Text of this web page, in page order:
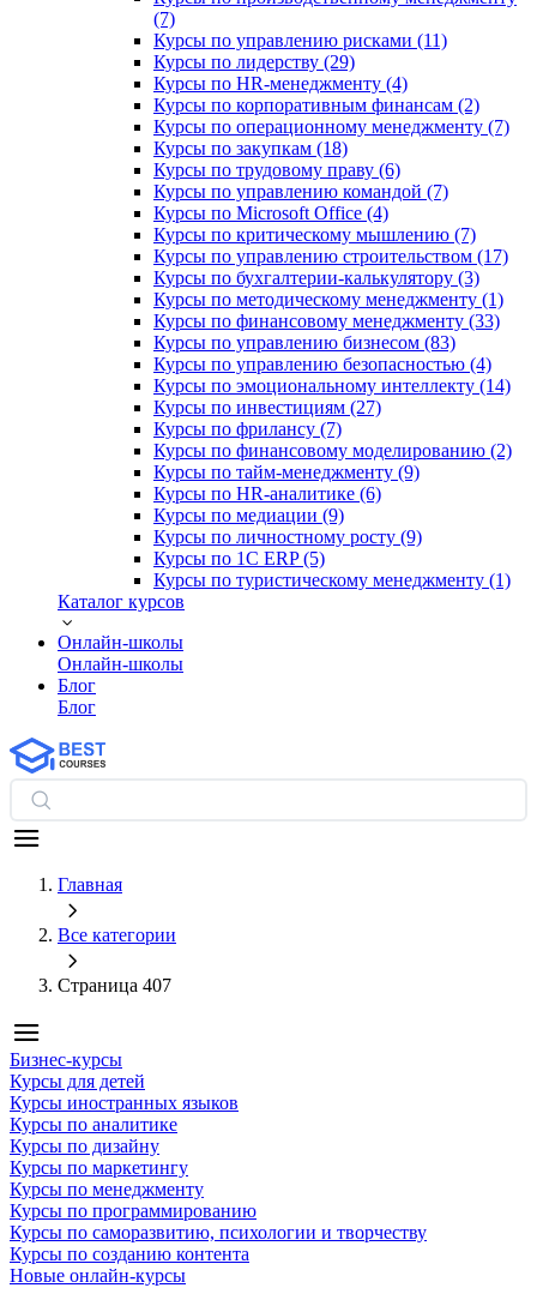
(7)
Курсы по управлению рисками (11)
Курсы по лидерству (29)
Курсы по HR-менеджменту (4)
Курсы по корпоративным финансам (2)
Курсы по операционному менеджменту (7)
Курсы по закупкам (18)
Курсы по трудовому праву (6)
Курсы по управлению командой (7)
Курсы по Microsoft Office (4)
Курсы по критическому мышлению (7)
Курсы по управлению строительством (17)
Курсы по бухгалтерии-калькулятору (3)
Курсы по методическому менеджменту (1)
Курсы по финансовому менеджменту (33)
Курсы по управлению бизнесом (83)
Курсы по управлению безопасностью (4)
Курсы по эмоциональному интеллекту (14)
Курсы по инвестициям (27)
Курсы по фрилансу (7)
Курсы по финансовому моделированию (2)
Курсы по тайм-менеджменту (9)
Курсы по HR-аналитике (6)
Курсы по медиации (9)
Курсы по личностному росту (9)
Курсы по 1С ERP (5)
Курсы по туристическому менеджменту (1)
Каталог курсов
Онлайн-школы
Онлайн-школы
Блог
Блог
Главная
Все категории
Страница 407
Бизнес-курсы
Курсы для детей
Курсы иностранных языков
Курсы по аналитике
Курсы по дизайну
Курсы по маркетингу
Курсы по менеджменту
Курсы по программированию
Курсы по саморазвитию, психологии и творчеству
Курсы по созданию контента
Новые онлайн‑курсы